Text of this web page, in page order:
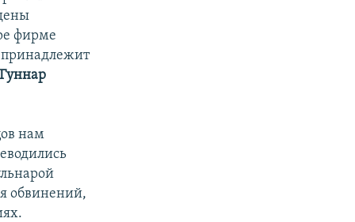
фирме
принадлежит
нам
обвинений,